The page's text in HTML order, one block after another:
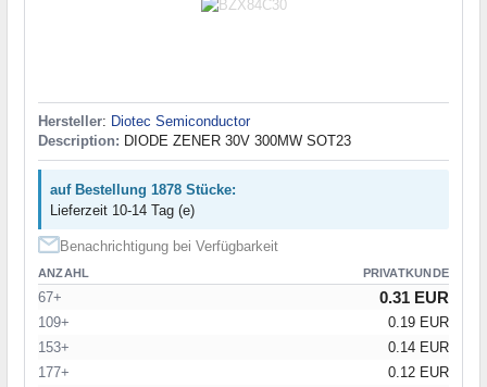
Hersteller: Diotec Semiconductor
Description: DIODE ZENER 30V 300MW SOT23
auf Bestellung 1878 Stücke:
Lieferzeit 10-14 Tag (e)
Benachrichtigung bei Verfügbarkeit
ANZAHL PRIVATKUNDE
67+ 0.31 EUR
109+
0.19 EUR
153+
0.14 EUR
177+
0.12 EUR